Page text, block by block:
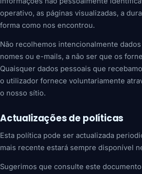
operativo, as páginas visualizadas, a
forma como nos encontrou.
Não recolhemos intencionalmente
nomes ou e-mails, a não ser que os
Quaisquer dados pessoais que
o utilizador fornece voluntariamente
o nosso sítio.
Actualizações de políticas
Esta política pode ser actualizada
mais recente estará sempre disponível
Sugerimos que consulte este